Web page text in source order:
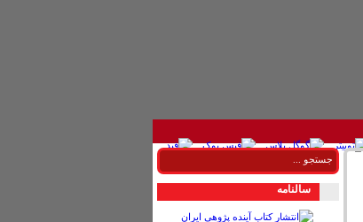
سالنامه